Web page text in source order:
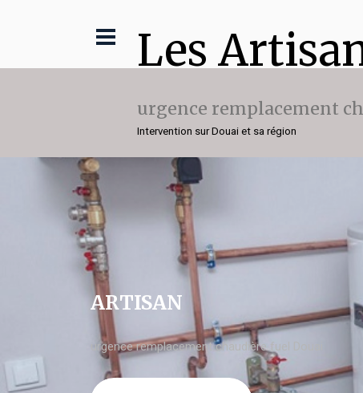
Les
urgence remplacement
Intervention sur Douai et sa région
ARTISAN
urgence remplacement chaudière fuel Douai